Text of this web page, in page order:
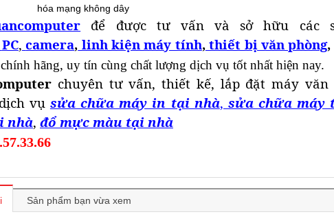
hóa mạng không dây
để được tư vấn và sở hữu các
PC, camera, linh kiện máy tính,thiết bị văn phòng,
hãng, uy tín cùng chất lượng dịch vụ tốt nhất hiện nay.
chuyên tư vấn, thiết kế, lắp đặt máy văn
vụ sửa chữa máy in tại nhà, sửa chữa máy
nhà, đổ mực màu tại nhà
Sản phẩm bạn vừa xem